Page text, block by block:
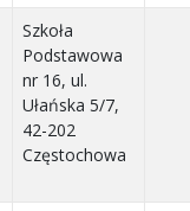
Szkoła
Podstawowa
nr 16, ul.
Ułańska 5/7,
42-202
Częstochowa